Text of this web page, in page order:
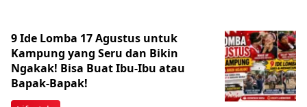
9 Ide Lomba 17 Agustus untuk
Kampung yang Seru dan Bikin
Ngakak! Bisa Buat Ibu-Ibu atau
Bapak-Bapak!